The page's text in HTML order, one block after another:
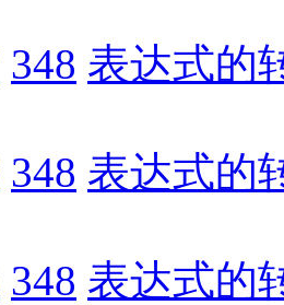
348 表达式的
348 表达式的
348 表达式的